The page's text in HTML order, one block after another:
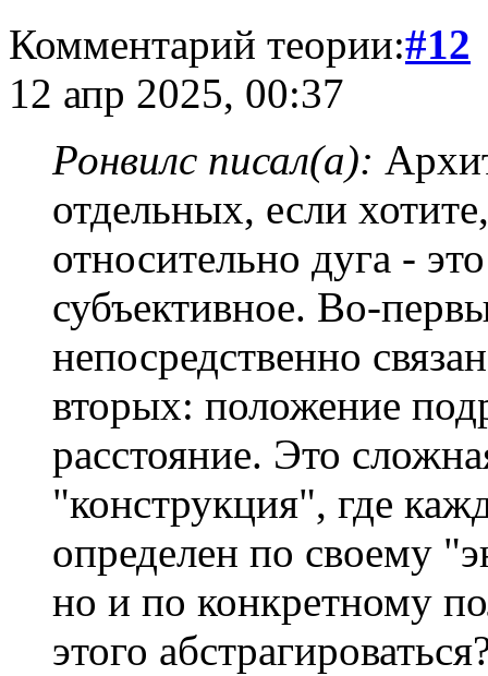
Комментарий теории:#12
12 апр 2025, 00:37
Ронвилс писал(а):
отдельных, если
относительно дуга -
субъективное. Во-
непосредственно
вторых: положение
расстояние. Это
"конструкция", где
определен по своему
но и по конкретному
этого